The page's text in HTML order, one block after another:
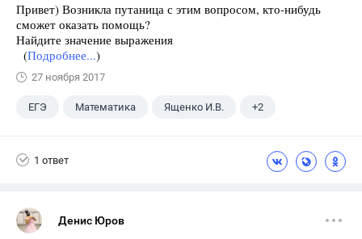
Привет) Возникла путаница с этим вопросом, кто-нибудь
сможет оказать помощь?
Найдите значение выражения
(Подробнее...)
27 ноября 2017
ЕГЭ Математика Ященко И.В. +2
1 ответ
Денис Юров